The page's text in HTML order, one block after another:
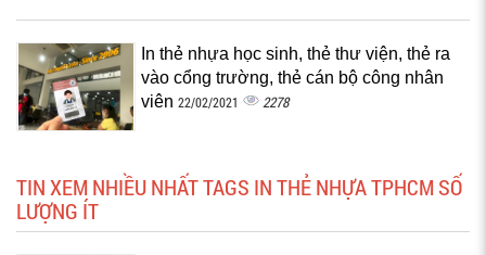
In thẻ nhựa học sinh, thẻ thư viện, thẻ ra
vào cổng trường, thẻ cán bộ công nhân
viên 22/02/2021 2278
TIN XEM NHIỀU NHẤT TAGS IN THẺ NHỰA TPHCM SỐ
LƯỢNG ÍT